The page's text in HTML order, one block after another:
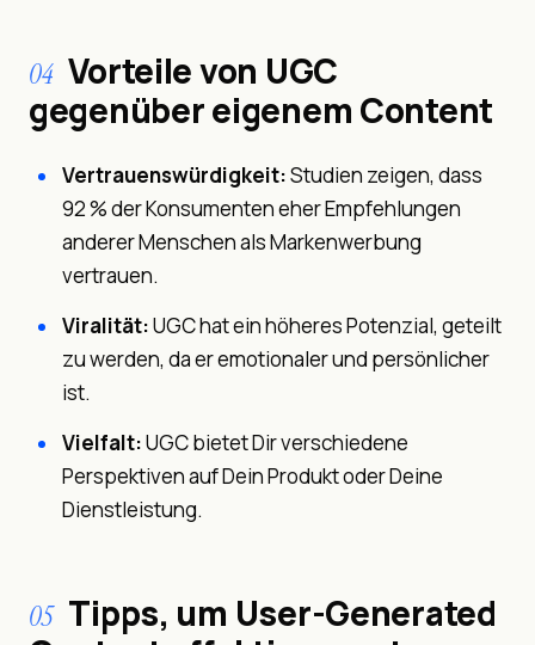
04 Vorteile von UGC
gegenüber eigenem Content
Vertrauenswürdigkeit:Studien zeigen, dass
92 % der Konsumenten eher Empfehlungen
anderer Menschen als Markenwerbung
vertrauen.
Viralität:UGC hat ein höheres Potenzial, geteilt
zu werden, da er emotionaler und persönlicher
ist.
Vielfalt:UGC bietet Dir verschiedene
Perspektiven auf Dein Produkt oder Deine
Dienstleistung.
05 Tipps, um User-Generated